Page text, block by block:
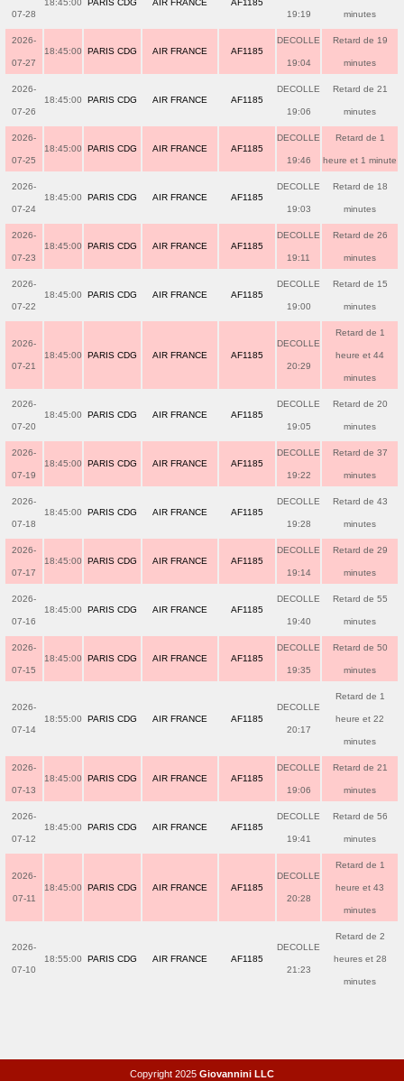
07-28
18:45:00 PARIS CDG AIR FRANCE AF1185
19:19 minutes
2026-
07-27
18:45:00 PARIS CDG AIR FRANCE AF1185
DECOLLE
19:04
Retard de 19
minutes
2026-
07-26
18:45:00 PARIS CDG AIR FRANCE AF1185
DECOLLE
19:06
Retard de 21
minutes
2026-
07-25
18:45:00 PARIS CDG AIR FRANCE AF1185
DECOLLE
19:46
Retard de 1
heure et 1 minute
2026-
07-24
18:45:00 PARIS CDG AIR FRANCE AF1185
DECOLLE
19:03
Retard de 18
minutes
2026-
07-23
18:45:00 PARIS CDG AIR FRANCE AF1185
DECOLLE
19:11
Retard de 26
minutes
2026-
07-22
18:45:00 PARIS CDG AIR FRANCE AF1185
DECOLLE
19:00
Retard de 15
minutes
2026-
07-21
18:45:00 PARIS CDG AIR FRANCE AF1185
DECOLLE
20:29
Retard de 1
heure et 44
minutes
2026-
07-20
18:45:00 PARIS CDG AIR FRANCE AF1185
DECOLLE
19:05
Retard de 20
minutes
2026-
07-19
18:45:00 PARIS CDG AIR FRANCE AF1185
DECOLLE
19:22
Retard de 37
minutes
2026-
07-18
18:45:00 PARIS CDG AIR FRANCE AF1185
DECOLLE
19:28
Retard de 43
minutes
2026-
07-17
18:45:00 PARIS CDG AIR FRANCE AF1185
DECOLLE
19:14
Retard de 29
minutes
2026-
07-16
18:45:00 PARIS CDG AIR FRANCE AF1185
DECOLLE
19:40
Retard de 55
minutes
2026-
07-15
18:45:00 PARIS CDG AIR FRANCE AF1185
DECOLLE
19:35
Retard de 50
minutes
2026-
07-14
18:55:00 PARIS CDG AIR FRANCE AF1185
DECOLLE
20:17
Retard de 1
heure et 22
minutes
2026-
07-13
18:45:00 PARIS CDG AIR FRANCE AF1185
DECOLLE
19:06
Retard de 21
minutes
2026-
07-12
18:45:00 PARIS CDG AIR FRANCE AF1185
DECOLLE
19:41
Retard de 56
minutes
2026-
07-11
18:45:00 PARIS CDG AIR FRANCE AF1185
DECOLLE
20:28
Retard de 1
heure et 43
minutes
2026-
07-10
18:55:00 PARIS CDG AIR FRANCE AF1185
DECOLLE
21:23
Retard de 2
heures et 28
minutes
Copyright 2025 Giovannini LLC